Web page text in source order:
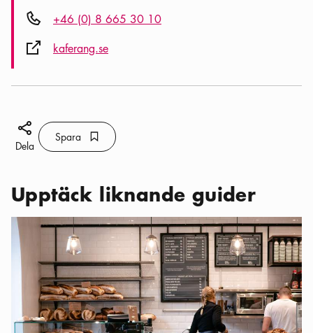
Telefon ikon+46 (0) 8 665 30 10
Extern ikonkaferang.se
Dela ikon
Dela
Spara Bokmärke ikon
Spara
Upptäck liknande guider
Kategorier:Caféer, Designcaféer i Stockholm